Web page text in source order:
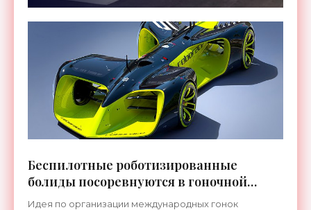
Беспилотные роботизированные
болиды посоревнуются в гоночной
серии Roborace - «Беспилотники»
Идея по организации международных гонок